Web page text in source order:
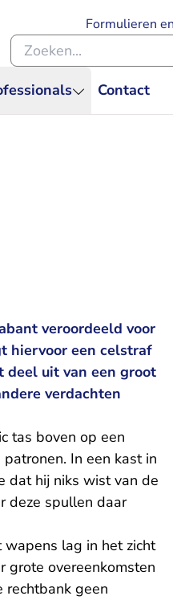
Contact
Formulieren
Zoeken binnen de
veroordeeld voor
hiervoor een celstraf
deel uit van een groot
verdachten
tas boven op een
In een kast in
dat hij niks wist van de
deze spullen daar
wapens lag in het zicht
grote overeenkomsten
rechtbank geen